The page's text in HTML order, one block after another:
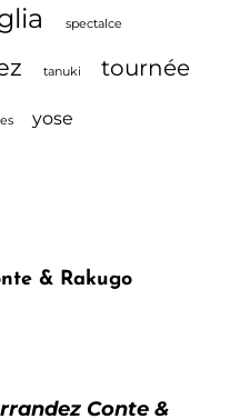
spectalce
tanuki tournée
yose
& Rakugo
Conte &